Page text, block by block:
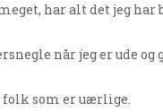
har alt det jeg
når jeg er ude
folk som er uærlige.